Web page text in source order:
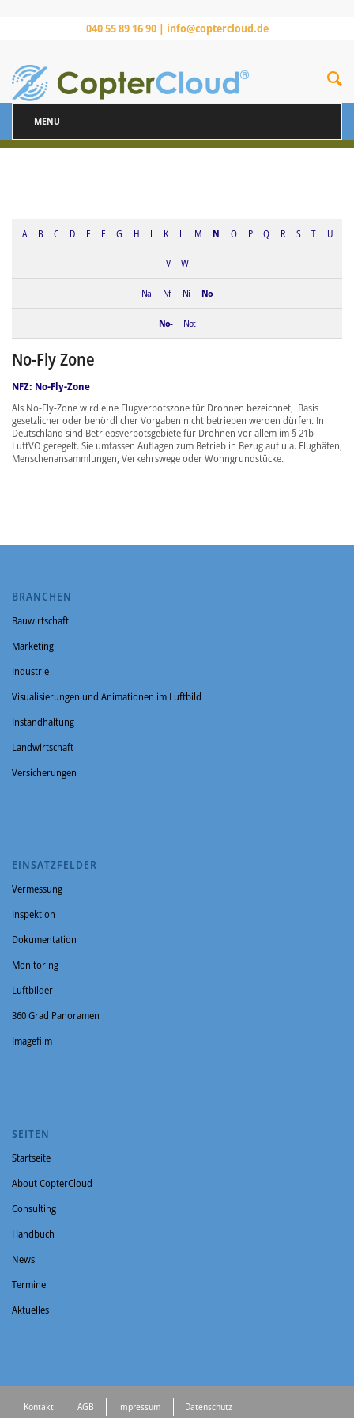
040 55 89 16 90 | info@coptercloud.de
MENU
A B C D E F G H I K L M N O P Q R S T U
V W
Na Nf Ni No
No- Not
No-Fly Zone
NFZ: No-Fly-Zone
Als No-Fly-Zone wird eine Flugverbotszone für Drohnen bezeichnet, Basis
gesetzlicher oder behördlicher Vorgaben nicht betrieben werden dürfen. In
Deutschland sind Betriebsverbotsgebiete für Drohnen vor allem im § 21b
LuftVO geregelt. Sie umfassen Auflagen zum Betrieb in Bezug auf u.a. Flughäfen,
Menschenansammlungen, Verkehrswege oder Wohngrundstücke.
BRANCHEN
Bauwirtschaft
Marketing
Industrie
Visualisierungen und Animationen im Luftbild
Instandhaltung
Landwirtschaft
Versicherungen
EINSATZFELDER
Vermessung
Inspektion
Dokumentation
Monitoring
Luftbilder
360 Grad Panoramen
Imagefilm
SEITEN
Startseite
About CopterCloud
Consulting
Handbuch
News
Termine
Aktuelles
Kontakt AGB Impressum Datenschutz